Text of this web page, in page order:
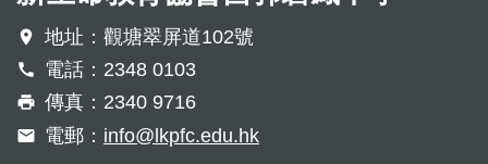
地址：觀塘翠屏道102號
電話：2348 0103
傳真：2340 9716
電郵： info@lkpfc.edu.hk